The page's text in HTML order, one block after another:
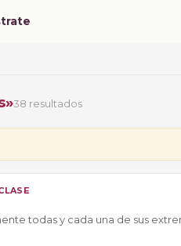
38 resultados
todas y cada una de sus